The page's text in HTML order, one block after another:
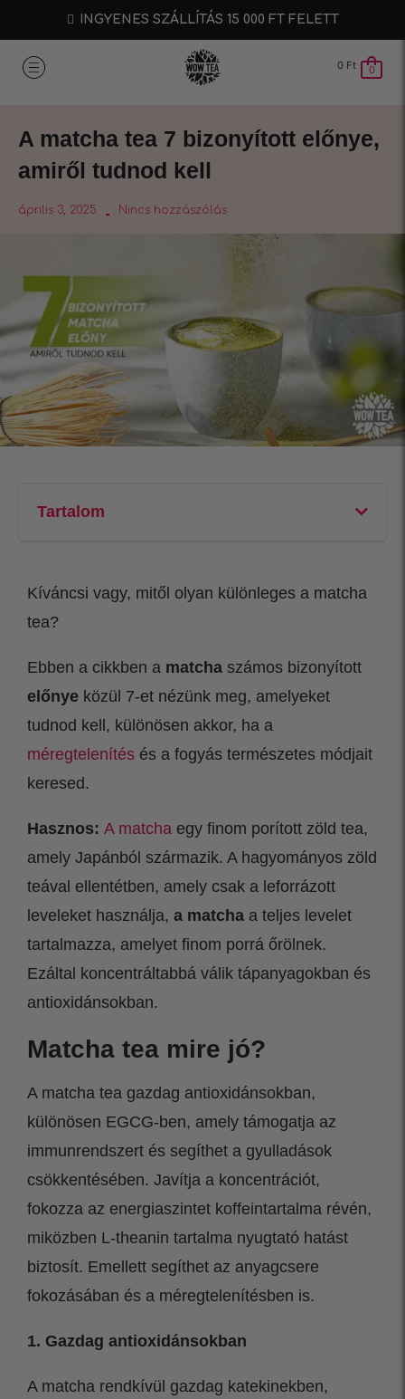
INGYENES SZÁLLÍTÁS 15 000 FT FELETT
0 Ft 0
A matcha tea 7 bizonyított előnye,
amiről tudnod kell
április 3, 2025 Nincs hozzászólás
Tartalom
Kíváncsi vagy, mitől olyan különleges a matcha
tea?
Ebben a cikkben a matcha számos bizonyított
előnye közül 7-et nézünk meg, amelyeket
tudnod kell, különösen akkor, ha a
méregtelenítés és a fogyás természetes módjait
keresed.
Hasznos: A matcha egy finom porított zöld tea,
amely Japánból származik. A hagyományos zöld
teával ellentétben, amely csak a leforrázott
leveleket használja, a matcha a teljes levelet
tartalmazza, amelyet finom porrá őrölnek.
Ezáltal koncentráltabbá válik tápanyagokban és
antioxidánsokban.
Matcha tea mire jó?
A matcha tea gazdag antioxidánsokban,
különösen EGCG-ben, amely támogatja az
immunrendszert és segíthet a gyulladások
csökkentésében. Javítja a koncentrációt,
fokozza az energiaszintet koffeintartalma révén,
miközben L-theanin tartalma nyugtató hatást
biztosít. Emellett segíthet az anyagcsere
fokozásában és a méregtelenítésben is.
1. Gazdag antioxidánsokban
A matcha rendkívül gazdag katekinekben,